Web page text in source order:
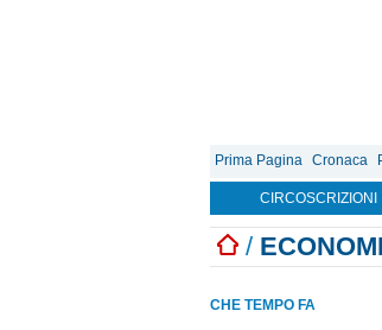
Prima Pagina Cronaca
CIRCOSCRIZIONI
/
CHE TEMPO FA